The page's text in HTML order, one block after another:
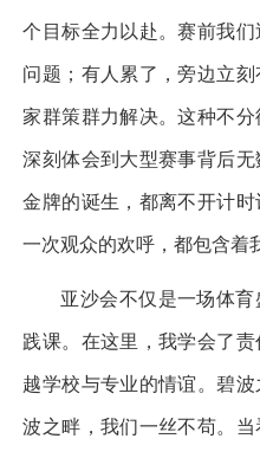
个目标全力以赴。赛前我
问题；有人累了，旁边立
家群策群力解决。这种不
深刻体会到大型赛事背后
金牌的诞生，都离不开计
一次观众的欢呼，都包含着
亚沙会不仅是一场体
践课。在这里，我学会了
越学校与专业的情谊。碧
波之畔，我们一丝不苟。